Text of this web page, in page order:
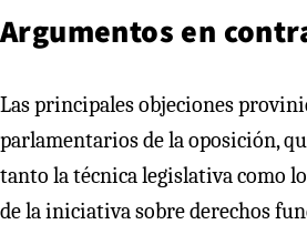
Argumentos en
Las principales objeciones
parlamentarios de la oposición,
tanto la técnica legislativa como
de la iniciativa sobre derechos